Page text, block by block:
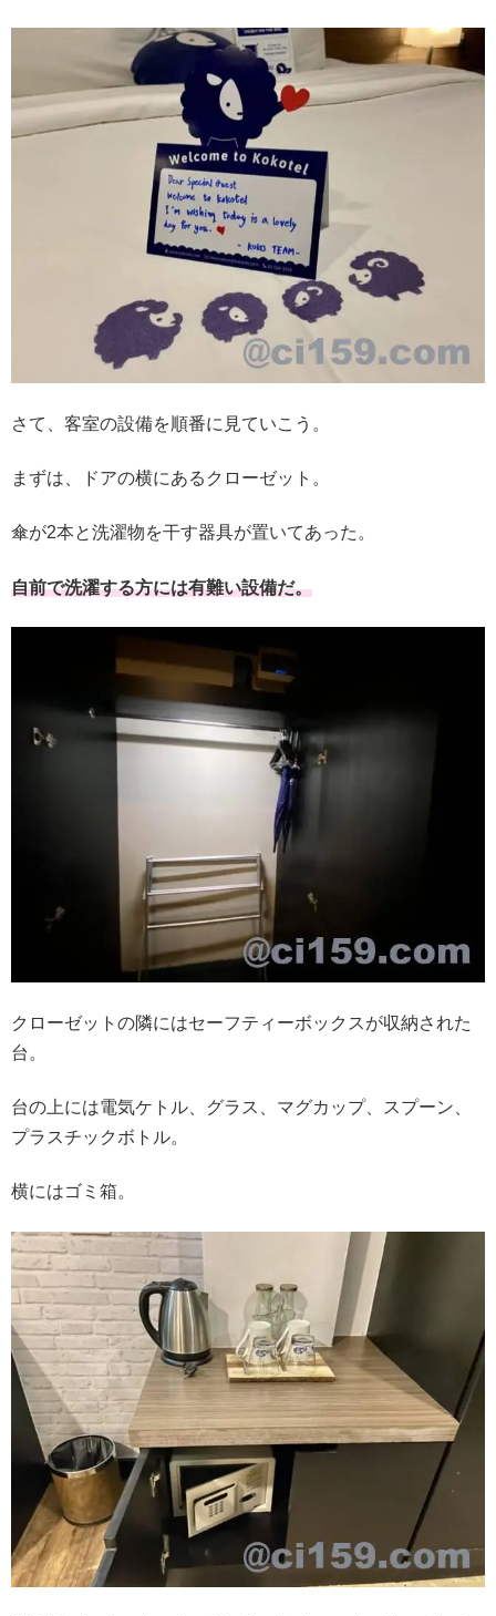
さて、客室の設備を順番に見ていこう。
まずは、ドアの横にあるクローゼット。
傘が2本と洗濯物を干す器具が置いてあった。
自前で洗濯する方には有難い設備だ。
クローゼットの隣にはセーフティーボックスが収納された
台。
台の上には電気ケトル、グラス、マグカップ、スプーン、
プラスチックボトル。
横にはゴミ箱。